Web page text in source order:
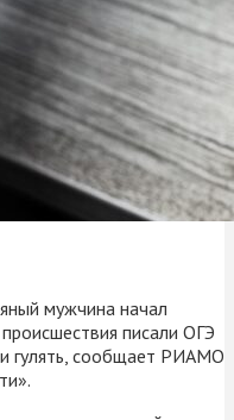
мужчина начал
писали ОГЭ
гулять, сообщает РИАМО